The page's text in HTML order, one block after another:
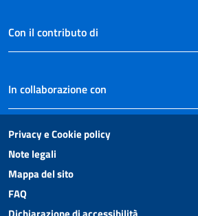
Con il contributo di
In collaborazione con
Privacy e Cookie policy
Note legali
Mappa del sito
FAQ